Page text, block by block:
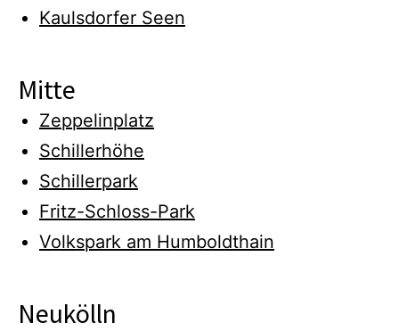
Kaulsdorfer Seen
Mitte
Zeppelinplatz
Schillerhöhe
Schillerpark
Fritz-Schloss-Park
Volkspark am Humboldthain
Neukölln